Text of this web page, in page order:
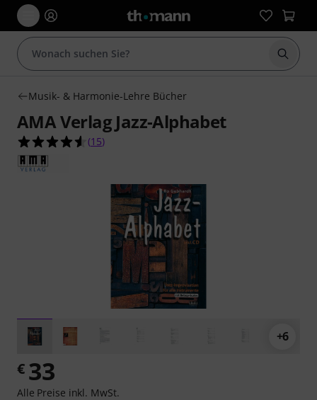
Suche
Musik- & Harmonie-Lehre Bücher
AMA Verlag Jazz-Alphabet
4.5 von 5 Sternen aus 15 Kundenbewertungen
(15)
+6
€ 33
Alle Preise inkl. MwSt.